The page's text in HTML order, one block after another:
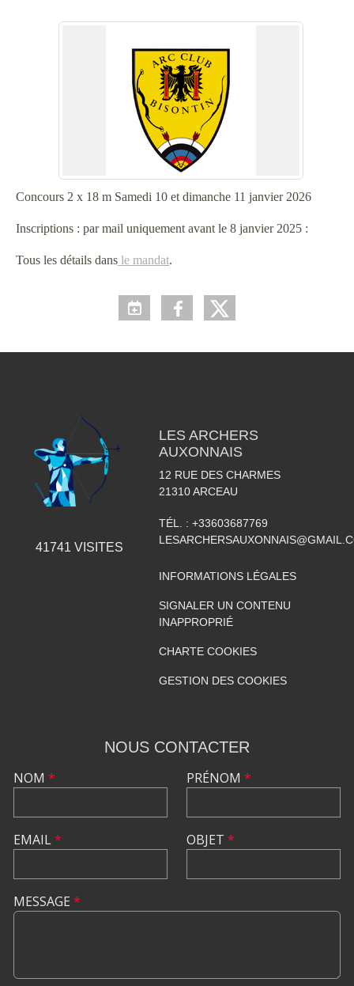
Concours 2 x 18 m Samedi 10 et dimanche 11 janvier 2026
Inscriptions : par mail uniquement avant le 8 janvier 2025 :
Tous les détails dans le mandat.
41741 VISITES
LES ARCHERS
AUXONNAIS
12 RUE DES CHARMES
21310 ARCEAU
TÉL. : +33603687769
INFORMATIONS LÉGALES
SIGNALER UN CONTENU
INAPPROPRIÉ
CHARTE COOKIES
GESTION DES COOKIES
NOUS CONTACTER
NOM *
EMAIL*
PRÉNOM *
OBJET *
MESSAGE *